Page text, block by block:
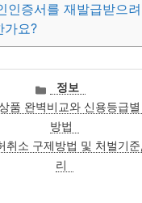
인증서를 재발급받으
가요?
카
테
고
리
정보
품 완벽비교와 신용등급
방법
취소 구제방법 및 처벌기
리